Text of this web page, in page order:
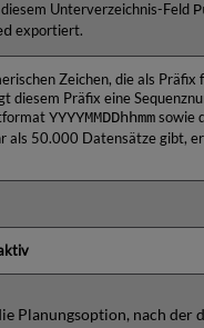
diesem Unterverzeichnis-Feld
exportiert.
Zeichen, die als
diesem Präfix eine
YYYYMMDDhhmmsowie
als 50.000 Datensätze gibt,
Planungsoption, nach der